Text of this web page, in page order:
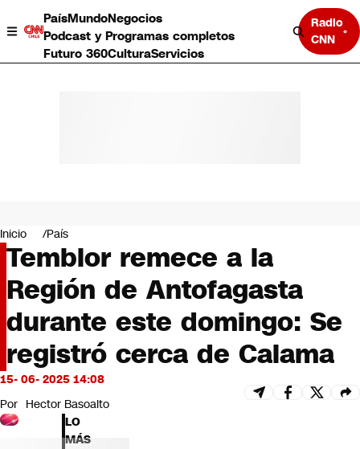
PaísMundoNegocios
Podcast y Programas completos
Futuro 360CulturaServicios
Radio
CNN
Negocios
Deportes
Programas completos
Cultura
Servicios
Bits
CNN tiempo
Futuro 360
Inicio País
Temblor remece a la
Región de Antofagasta
durante este domingo: Se
registró cerca de Calama
15- 06- 2025 14:08
Por Hector Basoalto
LO
MÁS